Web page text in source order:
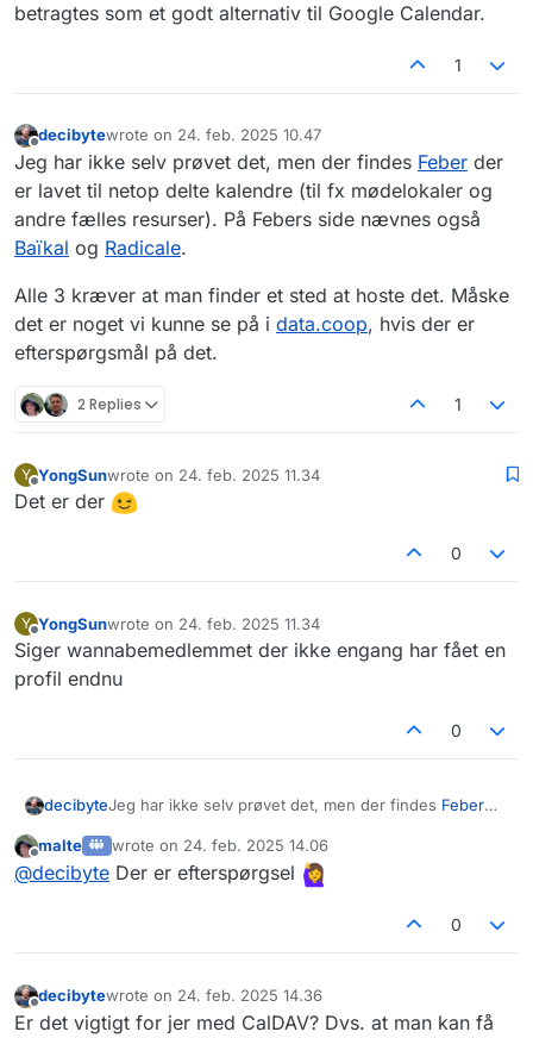
betragtes som et godt alternativ til Google Calendar.
1
Offline
decibytewrote on 24. feb. 2025 10.47
sidst redigeret af
Jeg har ikke selv prøvet det, men der findes Feber der
er lavet til netop delte kalendre (til fx mødelokaler og
andre fælles resurser). På Febers side nævnes også
Baïkal og Radicale.
Alle 3 kræver at man finder et sted at hoste det. Måske
det er noget vi kunne se på i data.coop, hvis der er
efterspørgsmål på det.
2 Replies 1
Y
Offline
YongSunwrote on 24. feb. 2025 11.34
sidst redigeret af
Det er der
0
Y YongSunwrote on 24. feb. 2025 11.34
sidst redigeret af
Siger wannabemedlemmet der ikke engang har fået en
profil endnu
0
decibyteJeg har ikke selv prøvet det, men der findes Feber
og andre fælles resurser). På Febers side nævnes
også BaïkalogRadicale.
Alle 3 kræver at man finder et sted at hoste det.
Måske det er noget vi kunne se på i
Offline
malte wrote on 24. feb. 2025 14.06
sidst redigeret af
@decibyte Der er efterspørgsel
0
Offline
decibytewrote on 24. feb. 2025 14.36
sidst redigeret af
Er det vigtigt for jer med CalDAV? Dvs. at man kan få